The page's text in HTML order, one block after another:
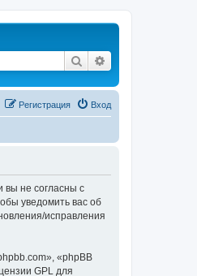
Поиск
Вход
Регистрация
вы не согласны с
уведомить вас об
исправления
«phpBB
GPL для